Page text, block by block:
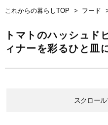
これからの暮らしTOP フード
トマトのハッシュド
ィナーを彩るひと皿
スクロー